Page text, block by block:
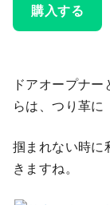
購入する
ドアオープナ
らは、つり革に
掴まれない時に
きますね。